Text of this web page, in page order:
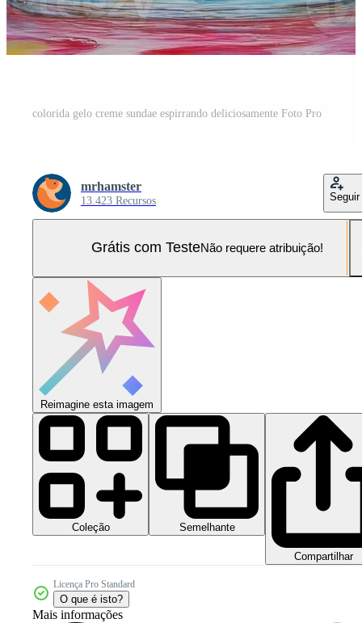
colorida gelo creme sundae espirrando deliciosamente Foto Pro
mrhamster
13.423 Recursos Seguir
Grátis com TesteNão requere atribuição!
Reimagine esta imagem
Coleção Semelhante
Compartilhar
Licença Pro Standard
O que é isto?
Mais informações